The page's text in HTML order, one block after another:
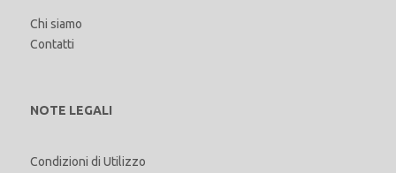
Chi siamo
Contatti
NOTE LEGALI
Condizioni di Utilizzo